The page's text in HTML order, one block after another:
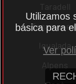
Taradell
Igualada
Alpens
Utilizamos
básica para
Ver